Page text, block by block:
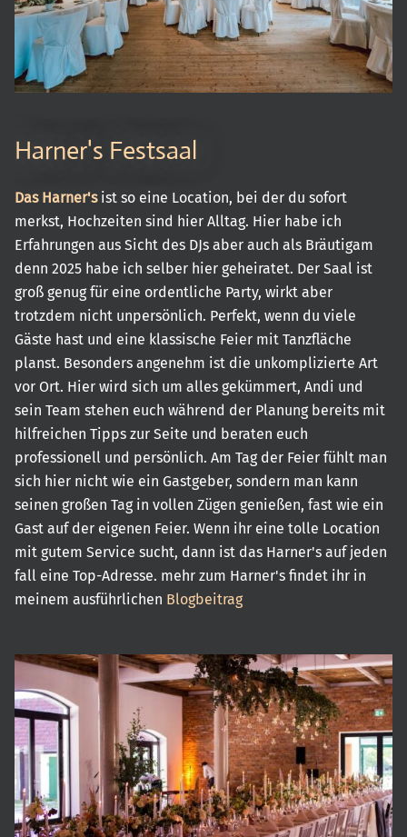
Harner's Festsaal
Das Harner'sist so eine Location, bei der du sofort
merkst, Hochzeiten sind hier Alltag. Hier habe ich
Erfahrungen aus Sicht des DJs aber auch als Bräutigam
denn 2025 habe ich selber hier geheiratet. Der Saal ist
groß genug für eine ordentliche Party, wirkt aber
trotzdem nicht unpersönlich. Perfekt, wenn du viele
Gäste hast und eine klassische Feier mit Tanzfläche
planst. Besonders angenehm ist die unkomplizierte Art
vor Ort. Hier wird sich um alles gekümmert, Andi und
sein Team stehen euch während der Planung bereits mit
hilfreichen Tipps zur Seite und beraten euch
professionell und persönlich. Am Tag der Feier fühlt man
sich hier nicht wie ein Gastgeber, sondern man kann
seinen großen Tag in vollen Zügen genießen, fast wie ein
Gast auf der eigenen Feier. Wenn ihr eine tolle Location
mit gutem Service sucht, dann ist das Harner's auf jeden
fall eine Top-Adresse. mehr zum Harner's findet ihr in
meinem ausführlichen Blogbeitrag